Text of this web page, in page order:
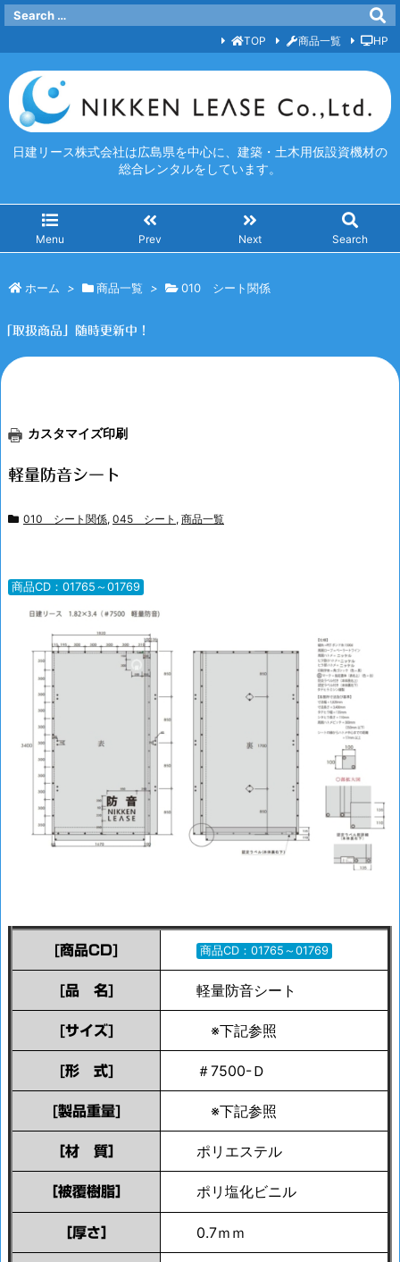
日建リース株式会社は広島県を中心に、建築・土木用仮設資機材の
総合レンタルをしています。
Menu Prev Next Search
TOP 商品一覧 HP
ホーム > 商品一覧 > 010 シート関係
「取扱商品」随時更新中！
カスタマイズ印刷
軽量防音シート
010 シート関係, 045 シート , 商品一覧
商品CD：01765～01769
[商品CD] 商品CD：01765～01769
[品 名] 軽量防音シート
[サイズ] ※下記参照
[形 式] ＃7500-Ｄ
[製品重量] ※下記参照
［材 質］ ポリエステル
［被覆樹脂］ ポリ塩化ビニル
［厚さ］ 0.7ｍｍ